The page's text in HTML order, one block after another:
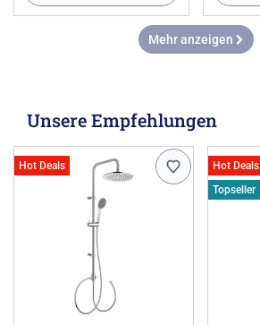
Mehr anzeigen
Unsere Empfehlungen
Hot Deals
Hot Deals
Topseller